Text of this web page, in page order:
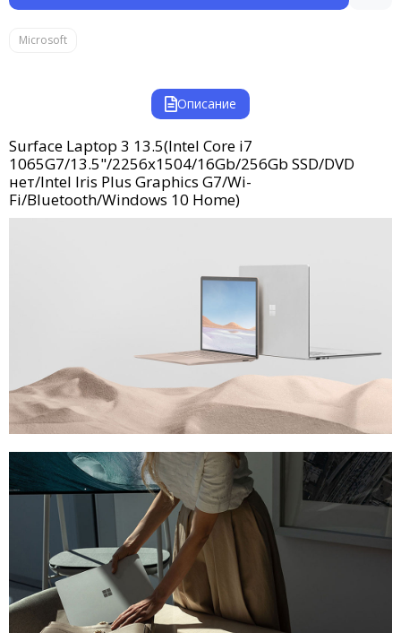
Microsoft
Описание
Surface Laptop 3 13.5(Intel Core i7
1065G7/13.5"/2256x1504/16Gb/256Gb SSD/DVD
нет/Intel Iris Plus Graphics G7/Wi-
Fi/Bluetooth/Windows 10 Home)